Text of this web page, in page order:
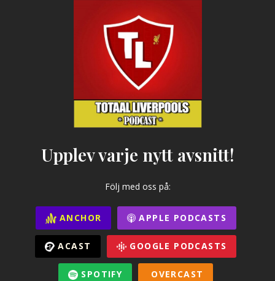
Upplev varje nytt avsnitt!
Följ med oss på:
ANCHOR APPLE PODCASTS
ACAST GOOGLE PODCASTS
SPOTIFY OVERCAST